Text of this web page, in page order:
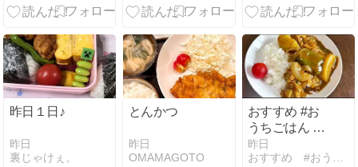
昨日１日♪
昨日
裏じゃけぇ。
とんかつ
昨日
OMAMAGOTO
おすすめ #お
うちごはん ブ
ログ「初挑
戦！カレーラ
昨日
おすすめ #おうちごはん